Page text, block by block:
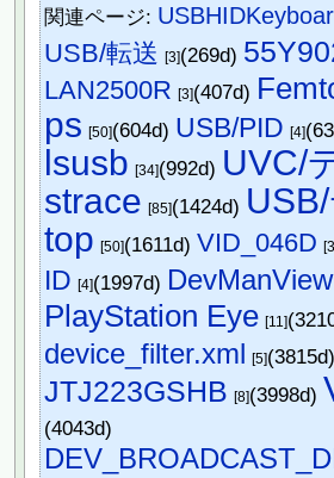
関連ページ:
USB/転送 [3](269d)
LAN2500R [3](407d)
ps [50](604d) USB/PID [4]
lsusb [34](992d) UVC/
strace [85](1424d)
top [50](1611d) VID_046D
ID [4](1997d) DevManView
PlayStation Eye [11]
device_filter.xml [5]
JTJ223GSHB [8](3998d)
(4043d)